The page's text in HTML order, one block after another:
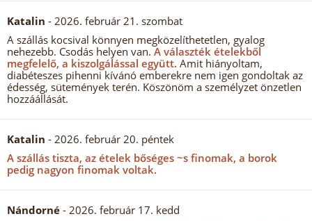
Katalin - 2026. február 21. szombat
A szállás kocsival könnyen megközelíthetetlen, gyalog
nehezebb. Csodás helyen van. A választék ételekből
megfelelő, a kiszolgálással együtt. Amit hiányoltam,
diabéteszes pihenni kívánó emberekre nem igen gondoltak az
édesség, sütemények terén. Köszönöm a személyzet önzetlen
hozzáállását.
Katalin - 2026. február 20. péntek
A szállás tiszta, az ételek bőséges ~s finomak, a borok
pedig nagyon finomak voltak.
Nándorné - 2026. február 17. kedd